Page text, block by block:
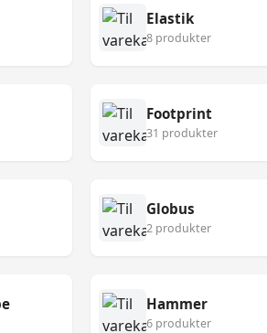
Elastik
8 produkter
Footprint
31 produkter
Globus
2 produkter
Hammer
6 produkter